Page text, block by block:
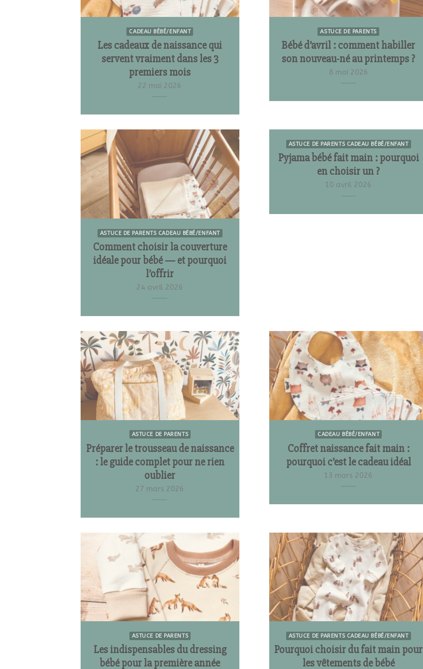
CADEAU BÉBÉ/ENFANT
Les cadeaux de naissance qui
servent vraiment dans les 3
premiers mois
22 mai 2026
ASTUCE DE PARENTS
Bébé d’avril : comment habiller
son nouveau-né au printemps ?
8 mai 2026
ASTUCE DE PARENTS CADEAU BÉBÉ/ENFANT
Comment choisir la couverture
idéale pour bébé — et pourquoi
l’offrir
24 avril 2026
ASTUCE DE PARENTS CADEAU BÉBÉ/ENFANT
Pyjama bébé fait main : pourquoi
en choisir un ?
10 avril 2026
ASTUCE DE PARENTS
Préparer le trousseau de naissance
: le guide complet pour ne rien
oublier
27 mars 2026
CADEAU BÉBÉ/ENFANT
Coffret naissance fait main :
pourquoi c’est le cadeau idéal
13 mars 2026
ASTUCE DE PARENTS
Les indispensables du dressing
bébé pour la première année
ASTUCE DE PARENTS CADEAU BÉBÉ/ENFANT
Pourquoi choisir du fait main pour
les vêtements de bébé